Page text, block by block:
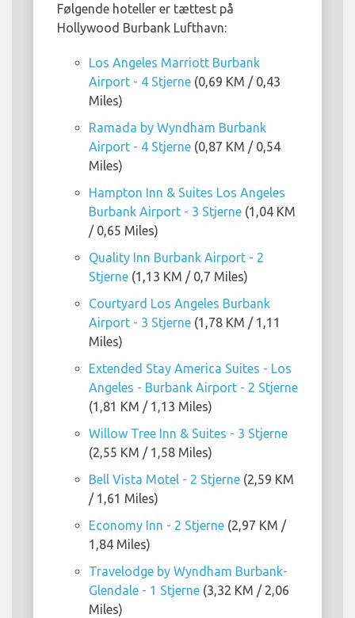
Følgende hoteller er tættest på
Hollywood Burbank Lufthavn:
Los Angeles Marriott Burbank
Airport - 4 Stjerne (0,69 KM / 0,43
Miles)
Ramada by Wyndham Burbank
Airport - 4 Stjerne (0,87 KM / 0,54
Miles)
Hampton Inn & Suites Los Angeles
Burbank Airport - 3 Stjerne (1,04 KM
/ 0,65 Miles)
Quality Inn Burbank Airport - 2
Stjerne (1,13 KM / 0,7 Miles)
Courtyard Los Angeles Burbank
Airport - 3 Stjerne (1,78 KM / 1,11
Miles)
Extended Stay America Suites - Los
Angeles - Burbank Airport - 2 Stjerne
(1,81 KM / 1,13 Miles)
Willow Tree Inn & Suites - 3 Stjerne
(2,55 KM / 1,58 Miles)
Bell Vista Motel - 2 Stjerne (2,59 KM
/ 1,61 Miles)
Economy Inn - 2 Stjerne (2,97 KM /
1,84 Miles)
Travelodge by Wyndham Burbank-
Glendale - 1 Stjerne (3,32 KM / 2,06
Miles)